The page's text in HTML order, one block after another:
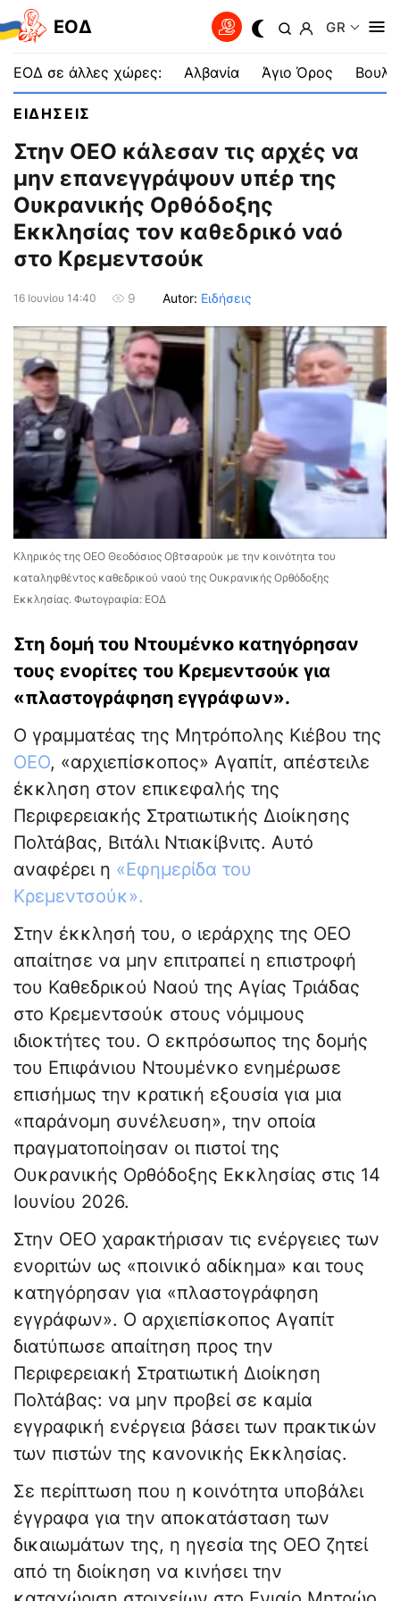
EOΔ GR
ΕΟΔ σε άλλες χώρες: Αλβανία Άγιο Όρος
ΕΙΔΗΣΕΙΣ
Στην ΟΕΟ κάλεσαν τις αρχές να
μην επανεγγράψουν υπέρ της
Ουκρανικής Ορθόδοξης
Εκκλησίας τον καθεδρικό ναό
στο Κρεμεντσούκ
16 Ιουνίου 14:40 9 Autor: Ειδήσεις
Κληρικός της ΟΕΟ Θεοδόσιος Οβτσαρούκ με την κοινότητα του
καταληφθέντος καθεδρικού ναού της Ουκρανικής Ορθόδοξης
Εκκλησίας. Φωτογραφία: ΕΟΔ
Στη δομή του Ντουμένκο κατηγόρησαν
τους ενορίτες του Κρεμεντσούκ για
«πλαστογράφηση εγγράφων».
Ο γραμματέας της Μητρόπολης Κιέβου της
ΟΕΟ, «αρχιεπίσκοπος» Αγαπίτ, απέστειλε
έκκληση στον επικεφαλής της
Περιφερειακής Στρατιωτικής Διοίκησης
Πολτάβας, Βιτάλι Ντιακίβνιτς. Αυτό
αναφέρει η «Εφημερίδα του
Κρεμεντσούκ».
Στην έκκλησή του, ο ιεράρχης της ΟΕΟ
απαίτησε να μην επιτραπεί η επιστροφή
του Καθεδρικού Ναού της Αγίας Τριάδας
στο Κρεμεντσούκ στους νόμιμους
ιδιοκτήτες του. Ο εκπρόσωπος της δομής
του Επιφάνιου Ντουμένκο ενημέρωσε
επισήμως την κρατική εξουσία για μια
«παράνομη συνέλευση», την οποία
πραγματοποίησαν οι πιστοί της
Ουκρανικής Ορθόδοξης Εκκλησίας στις 14
Ιουνίου 2026.
Στην ΟΕΟ χαρακτήρισαν τις ενέργειες των
ενοριτών ως «ποινικό αδίκημα» και τους
κατηγόρησαν για «πλαστογράφηση
εγγράφων». Ο αρχιεπίσκοπος Αγαπίτ
διατύπωσε απαίτηση προς την
Περιφερειακή Στρατιωτική Διοίκηση
Πολτάβας: να μην προβεί σε καμία
εγγραφική ενέργεια βάσει των πρακτικών
των πιστών της κανονικής Εκκλησίας.
Σε περίπτωση που η κοινότητα υποβάλει
έγγραφα για την αποκατάσταση των
δικαιωμάτων της, η ηγεσία της ΟΕΟ ζητεί
από τη διοίκηση να κινήσει την